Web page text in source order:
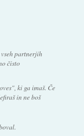
partnerjih
čisto
ki ga imaš. Če
in ne boš